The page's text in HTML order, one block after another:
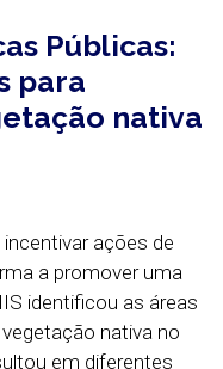
Públicas:
para
nativa
ações de
a promover uma
identificou as áreas
nativa no
em diferentes